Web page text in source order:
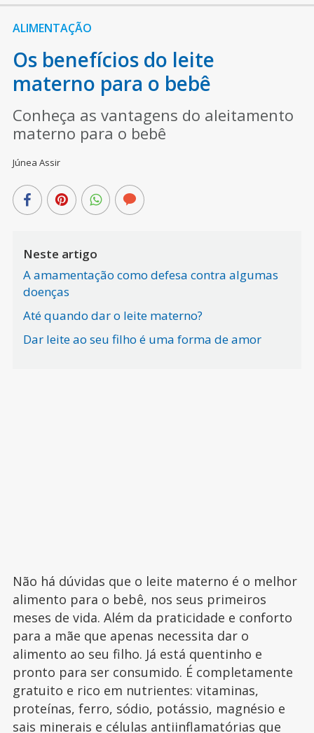
ALIMENTAÇÃO
Os benefícios do leite
materno para o bebê
Conheça as vantagens do aleitamento
materno para o bebê
Júnea Assir
Neste artigo
A amamentação como defesa contra algumas
doenças
Até quando dar o leite materno?
Dar leite ao seu filho é uma forma de amor
Não há dúvidas que o leite materno é o melhor
alimento para o bebê, nos seus primeiros
meses de vida. Além da praticidade e conforto
para a mãe que apenas necessita dar o
alimento ao seu filho. Já está quentinho e
pronto para ser consumido. É completamente
gratuito e rico em nutrientes: vitaminas,
proteínas, ferro, sódio, potássio, magnésio e
sais minerais e células antiinflamatórias que